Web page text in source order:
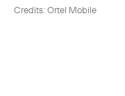
Credits: Ortel Mobile